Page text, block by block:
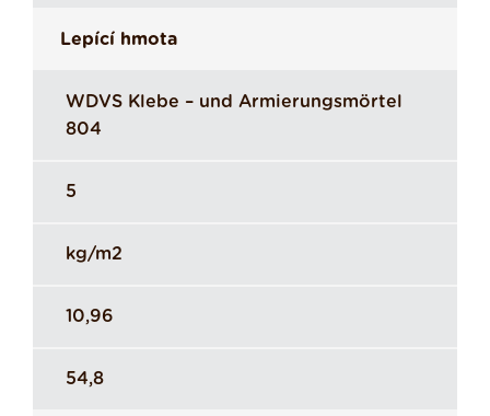
Lepící hmota
WDVS Klebe – und Armierungsmörtel
804
5
kg/m2
10,96
54,8